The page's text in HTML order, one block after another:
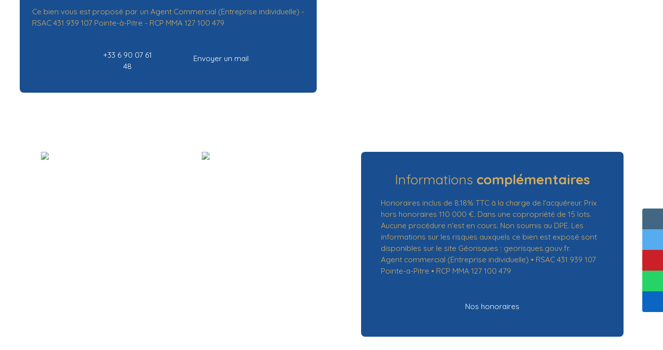
Ce bien vous est proposé par un Agent Commercial (Entreprise individuelle) -
RSAC 431 939 107 Pointe-à-Pitre - RCP MMA 127 100 479
+33 6 90 07 61
48
Envoyer un mail
Informations complémentaires
Honoraires inclus de 8.18% TTC à la charge de l'acquéreur. Prix
hors honoraires 110 000 €. Dans une copropriété de 15 lots.
Aucune procédure n'est en cours. Non soumis au DPE. Les
informations sur les risques auxquels ce bien est exposé sont
disponibles sur le site Géorisques : georisques.gouv.fr.
Agent commercial (Entreprise individuelle) • RSAC 431 939 107
Pointe-a-Pitre • RCP MMA 127 100 479
Nos honoraires